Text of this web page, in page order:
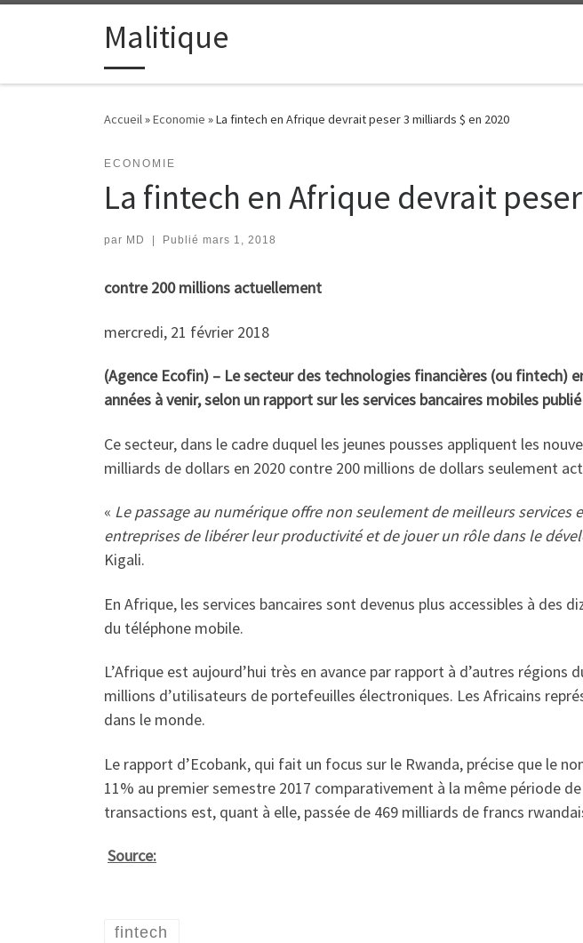
Passer au contenuMalitique
Accueil»Economie »La fintech en Afrique devrait peser 3 milliards $ en 2020
ECONOMIE
La fintech en Afrique devrait
par MD Publié mars 1, 2018
contre 200 millions actuellement
mercredi, 21 février 2018
(Agence Ecofin) – Le secteur des technologies financières (ou
années à venir, selon un rapport sur les services bancaires mobiles
Ce secteur, dans le cadre duquel les jeunes pousses appliquent les
milliards de dollars en 2020 contre 200 millions de dollars seulement
« Le passage au numérique offre non seulement de meilleurs
entreprises de libérer leur productivité et de jouer un rôle dans le
Kigali.
En Afrique, les services bancaires sont devenus plus accessibles à des
du téléphone mobile.
L’Afrique est aujourd’hui très en avance par rapport à d’autres
millions d’utilisateurs de portefeuilles électroniques. Les Africains
dans le monde.
Le rapport d’Ecobank, qui fait un focus sur le Rwanda, précise que le
11% au premier semestre 2017 comparativement à la même période
transactions est, quant à elle, passée de 469 milliards de francs
Source:
fintech